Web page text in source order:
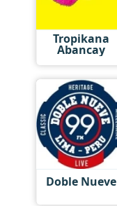
Tropikana
Abancay
Doble Nueve